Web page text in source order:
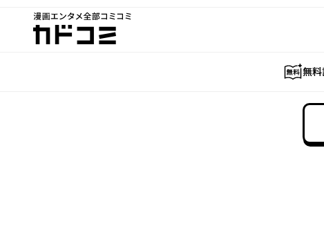
漫画エンタメ全部コミコミ
カドコミ
無